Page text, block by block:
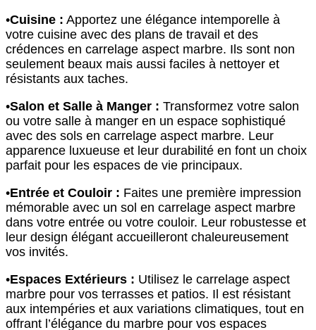
•Cuisine : Apportez une élégance intemporelle à
votre cuisine avec des plans de travail et des
crédences en carrelage aspect marbre. Ils sont non
seulement beaux mais aussi faciles à nettoyer et
résistants aux taches.
•Salon et Salle à Manger : Transformez votre salon
ou votre salle à manger en un espace sophistiqué
avec des sols en carrelage aspect marbre. Leur
apparence luxueuse et leur durabilité en font un choix
parfait pour les espaces de vie principaux.
•Entrée et Couloir : Faites une première impression
mémorable avec un sol en carrelage aspect marbre
dans votre entrée ou votre couloir. Leur robustesse et
leur design élégant accueilleront chaleureusement
vos invités.
•Espaces Extérieurs : Utilisez le carrelage aspect
marbre pour vos terrasses et patios. Il est résistant
aux intempéries et aux variations climatiques, tout en
offrant l’élégance du marbre pour vos espaces